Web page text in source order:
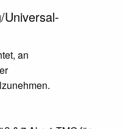
Universal­
an